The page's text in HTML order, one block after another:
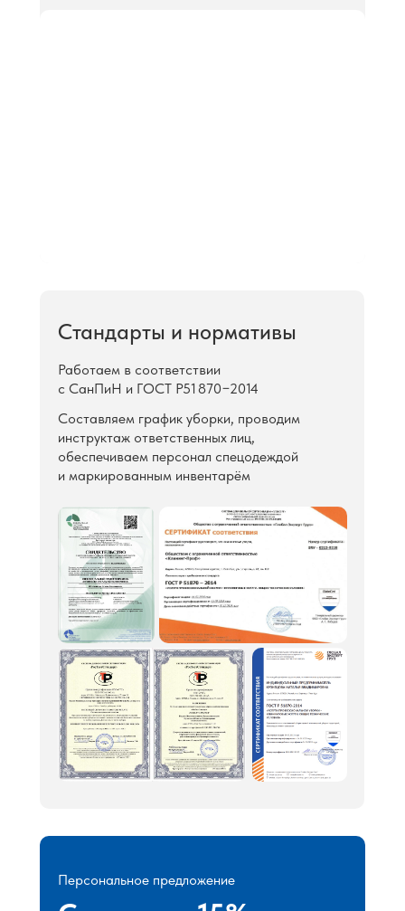
Стандарты и нормативы
Составляем график уборки, проводим
инструктаж ответственных лиц,
обеспечиваем персонал спецодеждой
и маркированным инвентарём
Работаем в соответствии
с СанПиН и ГОСТ Р51 870−2014
Персональное предложение